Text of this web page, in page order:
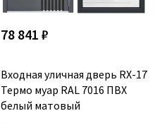
78 841 ₽
Входная уличная дверь RX-17
Термо муар RAL 7016 ПВХ
белый матовый